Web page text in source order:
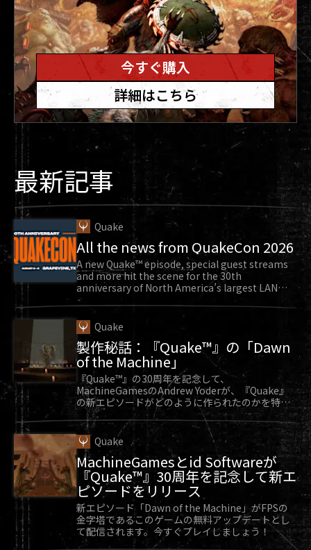
🪄VFX
収集アイテムのトイを拾うと、アニメーション中
にシールドや装備中の武器の視覚エフェクトが発
動することがあった問題を修正しました
サイクラーでカコデーモンをオーバーロードした
ときに紫色の線が現れるのを修正しました
解像度スケールが有効なときにAIがアクションを
実行すると、一人称視点のゴアオーバーレイが画
面端でちらつく問題を修正しました
🔧新しいActive Tunables（現在の
調整可能対象）
アガドンハンター、コズミックバロン、ヘルナイ
ト、コモドからの特定の攻撃のダメージを減少さ
せ、難易度ナイトメアでシールドを一撃で破壊す
る攻撃の数を減少させました
すべての難易度で、「ブリンク・オブ・デス
（Brink of Death）」システムを、ゲームローン
チ時の状態に近くなるよう調整しました。このシ
ステムは、特定の状況で受けた致命的なダメージ
からプレイヤーを守り、瀕死の状態から反撃する
機会を作るものです
開発者メモ：Dark Ages（とEternal）は最初から、
プレイヤーが瀕死の状態から戦いながら復活でき
るように設計されています--このシステムは「ブリ
ンク・オブ・デス（Brink of Death）」として知ら
今すぐ購入
詳細はこちら
最新記事
Quake
All the news from QuakeCon 2026
A new Quake™ episode, special guest streams
and more hit the scene for the 30th
anniversary of North America’s largest LAN
party.
Quake
製作秘話：『Quake™』の「Dawn
of the Machine」
『Quake™』の30周年を記念して、
MachineGamesのAndrew Yoderが、『Quake』
の新エピソードがどのように作られたのかを特別
に教えてくれます。
Quake
MachineGamesとid Softwareが
『Quake™』30周年を記念して新エ
ピソードをリリース
新エピソード「Dawn of the Machine」がFPSの
金字塔であるこのゲームの無料アップデートとし
て配信されます。今すぐプレイしましょう！